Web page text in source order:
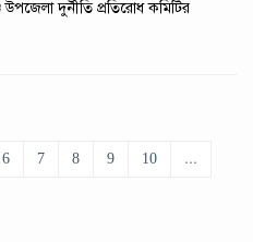
দুর্নীতি প্রতিরোধ কমিটির
6 7 8 9 10
...